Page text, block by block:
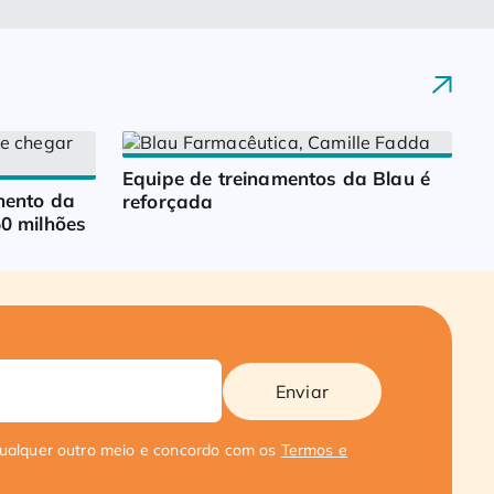
da
milhões
Equipe de treinamentos da Blau é
reforçada
Enviar
outro meio e concordo com os Termos e